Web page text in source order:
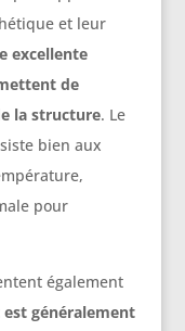
et leur
excellente
de
la structure. Le
bien aux
pour
également
généralement